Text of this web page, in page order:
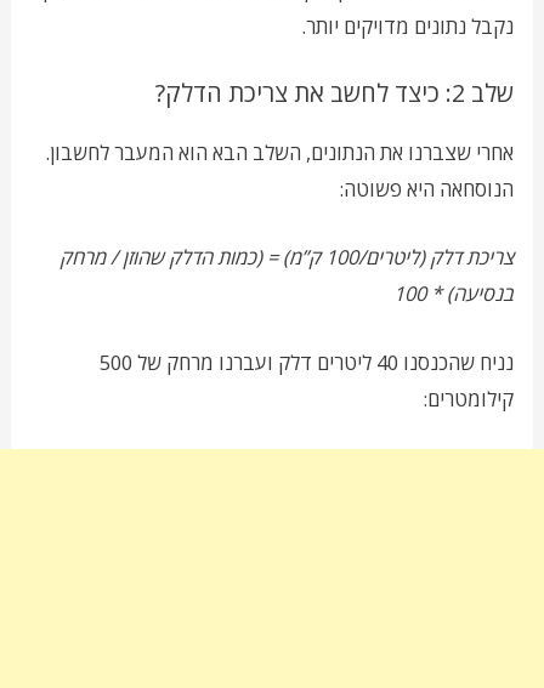
נקבל נתונים מדויקים יותר.
שלב 2: כיצד לחשב את צריכת הדלק?
אחרי שצברנו את הנתונים, השלב הבא הוא המעבר לחשבון.
הנוסחאה היא פשוטה:
צריכת דלק (ליטרים/100 ק”מ) = (כמות הדלק שהוזן / מרחק
בנסיעה) * 100
נניח שהכנסנו 40 ליטרים דלק ועברנו מרחק של 500
קילומטרים: